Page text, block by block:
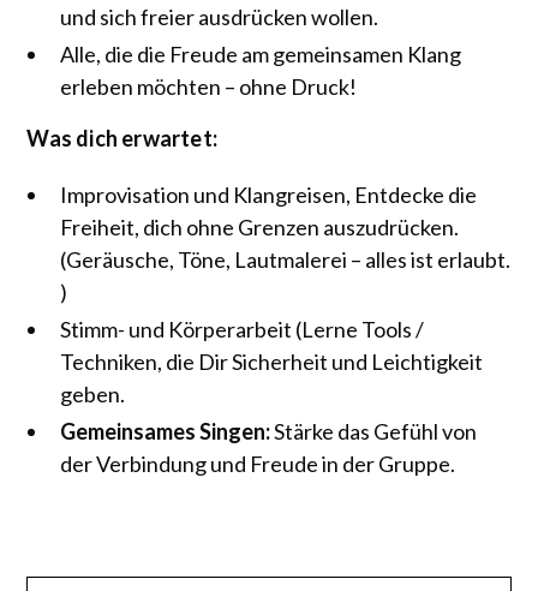
und sich freier ausdrücken wollen.
Alle, die die Freude am gemeinsamen Klang
erleben möchten – ohne Druck!
Was dich erwartet:
Improvisation und Klangreisen, Entdecke die
Freiheit, dich ohne Grenzen auszudrücken.
(Geräusche, Töne, Lautmalerei – alles ist erlaubt.
)
Stimm- und Körperarbeit (Lerne Tools /
Techniken, die Dir Sicherheit und Leichtigkeit
geben.
Gemeinsames Singen:Stärke das Gefühl von
der Verbindung und Freude in der Gruppe.